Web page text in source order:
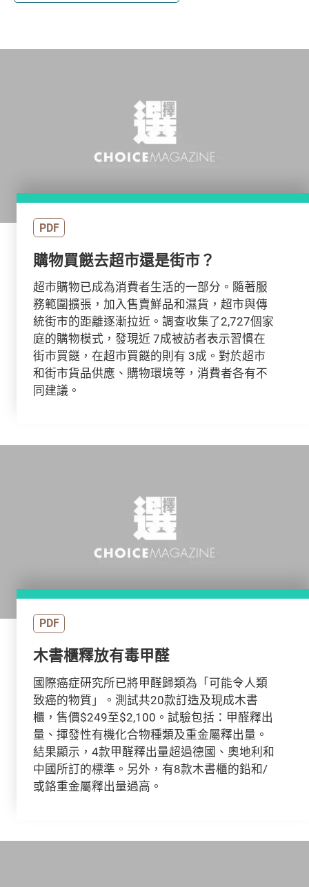
PDF
購物買餸去超市還是街市？
超市購物已成為消費者生活的一部分。隨著服
務範圍擴張，加入售賣鮮品和濕貨，超市與傳
統街市的距離逐漸拉近。調查收集了2,727個家
庭的購物模式，發現近 7成被訪者表示習慣在
街市買餸，在超市買餸的則有 3成。對於超市
和街市貨品供應、購物環境等，消費者各有不
同建議。
PDF
木書櫃釋放有毒甲醛
國際癌症研究所已將甲醛歸類為「可能令人類
致癌的物質」。測試共20款訂造及現成木書
櫃，售價$249至$2,100。試驗包括：甲醛釋出
量、揮發性有機化合物種類及重金屬釋出量。
結果顯示，4款甲醛釋出量超過德國、奧地利和
中國所訂的標準。另外，有8款木書櫃的鉛和/
或鉻重金屬釋出量過高。